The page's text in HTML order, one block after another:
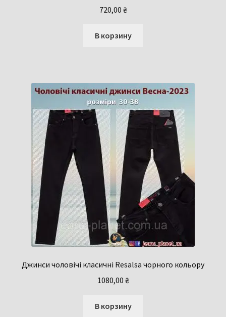
720,00 ₴
В корзину
Джинси чоловічі класичні Resalsa чорного кольору
1080,00 ₴
В корзину